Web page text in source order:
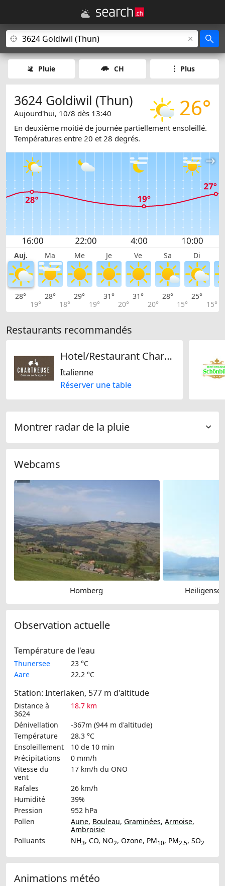
Pluie CH Plus
26°
3624 Goldiwil (Thun)
Aujourd'hui, 10/8 dès 13:40
En deuxième moitié de journée partiellement ensoleillé.
Températures entre 20 et 28 degrés.
Auj. Ma Me Je Ve Sa Di
28°
19°
28°
18°
29°
19°
31°
20°
31°
20°
28°
15°
25°
15°
Restaurants recommandés
Hotel/Restaurant Chartreuse AG
Italienne
Réserver une table
Montrer radar de la pluie
Webcams
Homberg
Observation actuelle
Température de l'eau
Thunersee
23 °C
Aare
22.2 °C
Station: Interlaken, 577 m d'altitude
Distance à
3624
18.7 km
Dénivellation
-367m (944 m d'altitude)
Température
28.3 °C
Ensoleillement
10 de 10 min
Précipitations
0 mm/h
Vitesse du
vent
17 km/h du ONO
Rafales
26 km/h
Humidité
39%
Pression
952 hPa
Pollen
Aune, Bouleau, Graminées, Armoise,
Ambroisie
Polluants
NH3, CO, NO2, Ozone, PM10, PM2.5, SO2
Animations météo